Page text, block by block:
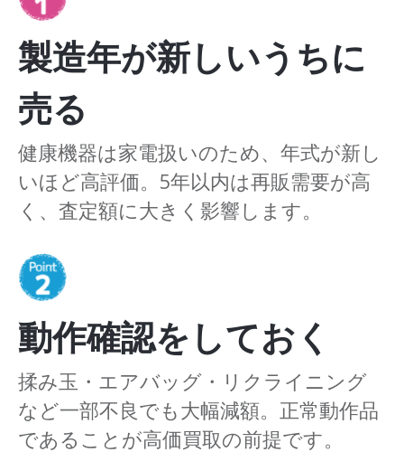
製造年が新しいうちに
売る
健康機器は家電扱いのため、年式が新し
いほど高評価。5年以内は再販需要が高
く、査定額に大きく影響します。
動作確認をしておく
揉み玉・エアバッグ・リクライニング
など一部不良でも大幅減額。正常動作品
であることが高価買取の前提です。